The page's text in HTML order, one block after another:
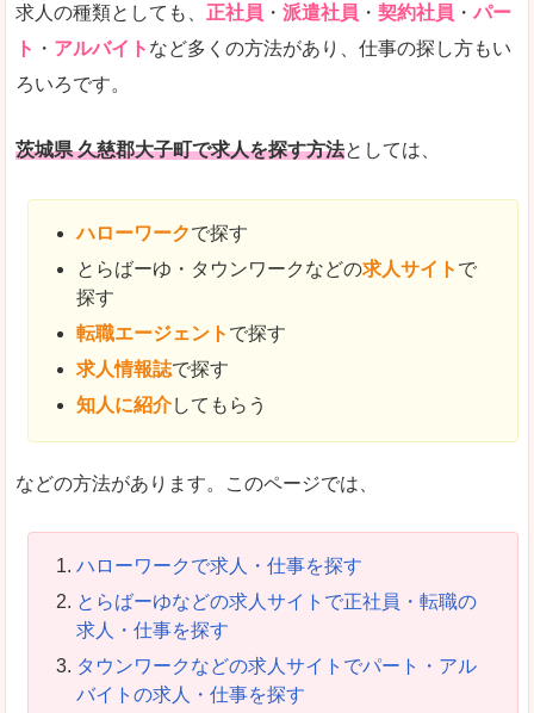
求人の種類としても、 正社員 ・ 派遣社員 ・ 契約社員 ・ パー
ト ・ アルバイト など多くの方法があり、仕事の探し方もい
ろいろです。
茨城県 久慈郡大子町で求人を探す方法としては、
ハローワークで探す
とらばーゆ・タウンワークなどの求人サイト で
探す
転職エージェント で探す
求人情報誌で探す
知人に紹介してもらう
などの方法があります。このページでは、
ハローワークで求人・仕事を探す
とらばーゆなどの求人サイトで正社員・転職の
求人・仕事を探す
タウンワークなどの求人サイトでパート・アル
バイトの求人・仕事を探す